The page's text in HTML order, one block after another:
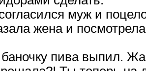
муж и
жена и
пива выпил.